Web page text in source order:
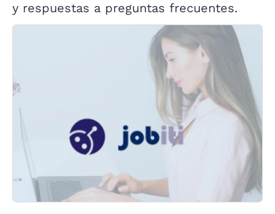
y respuestas a preguntas frecuentes.